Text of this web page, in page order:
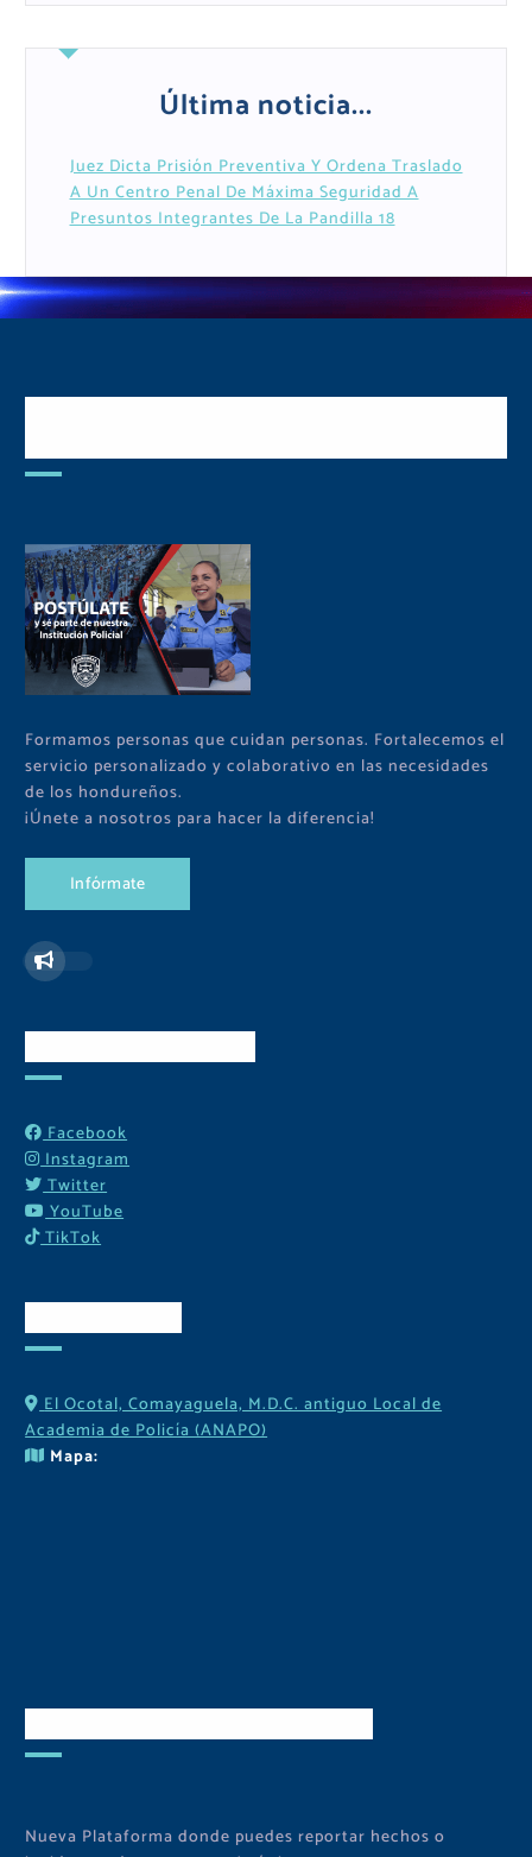
Última noticia...
Juez Dicta Prisión Preventiva Y Ordena Traslado
A Un Centro Penal De Máxima Seguridad A
Presuntos Integrantes De La Pandilla 18
Formamos personas que cuidan personas. Fortalecemos el
servicio personalizado y colaborativo en las necesidades
de los hondureños.
¡Únete a nosotros para hacer la diferencia!
Infórmate
Facebook
Instagram
Twitter
YouTube
TikTok
El Ocotal, Comayaguela, M.D.C. antiguo Local de
Academia de Policía (ANAPO)
Mapa:
Nueva Plataforma donde puedes reportar hechos o